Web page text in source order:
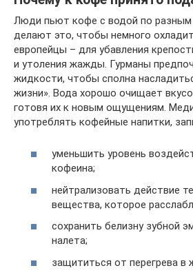
Люди пьют кофе с водой по разным
делают это, чтобы немного
европейцы – для убавления
и утоления жажды. Гурманы
жидкости, чтобы сполна
жизни». Вода хорошо очищает
готовя их к новым ощущениям.
употреблять кофейные напитки,
уменьшить уровень
кофеина;
нейтрализовать действие
вещества, которое
сохранить белизну зубной
налета;
защититься от перегрева в